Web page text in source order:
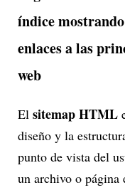
índice
enlaces a las
web
El sitemap HTML
diseño y la
punto de vista del
un archivo o